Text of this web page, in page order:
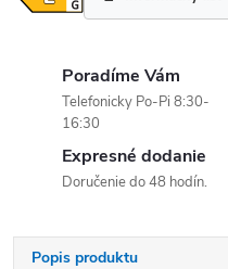
Poradíme Vám
Telefonicky Po-Pi 8:30-
16:30
Expresné dodanie
Doručenie do 48 hodín.
Popis produktu